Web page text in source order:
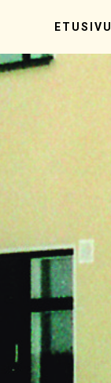
ETUSIVU